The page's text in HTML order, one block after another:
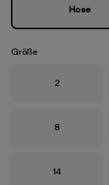
Hose
Größe
Größe
2
Größe
8
Größe
14